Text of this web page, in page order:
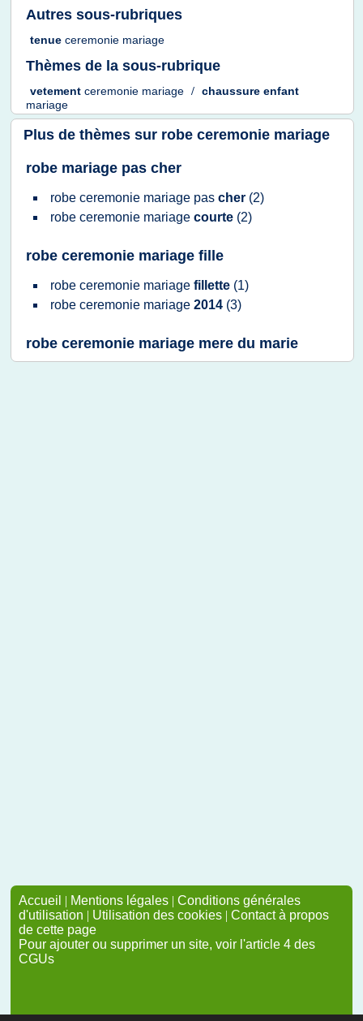
Autres sous-rubriques
tenue ceremonie mariage
Thèmes de la sous-rubrique
vetement ceremonie mariage / chaussure enfant
mariage
Plus de thèmes sur robe ceremonie mariage
robe mariage pas cher
robe ceremonie mariage pas cher (2)
robe ceremonie mariage courte (2)
robe ceremonie mariage fille
robe ceremonie mariage fillette (1)
robe ceremonie mariage 2014 (3)
robe ceremonie mariage mere du marie
Accueil | Mentions légales | Conditions générales
d'utilisation | Utilisation des cookies | Contact à propos
de cette page
Pour ajouter ou supprimer un site, voir l'article 4 des
CGUs